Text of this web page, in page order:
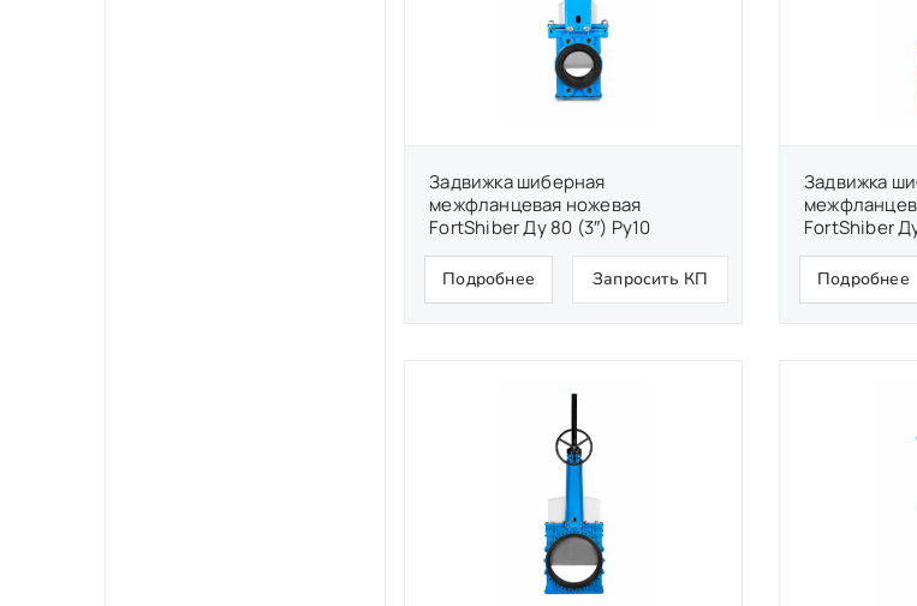
Задвижка шиберная
межфланцевая ножевая
FortShiber Ду 80 (3″) Ру10
Подробнее Запросить КП
Задвижка
FortShiber
Подробнее